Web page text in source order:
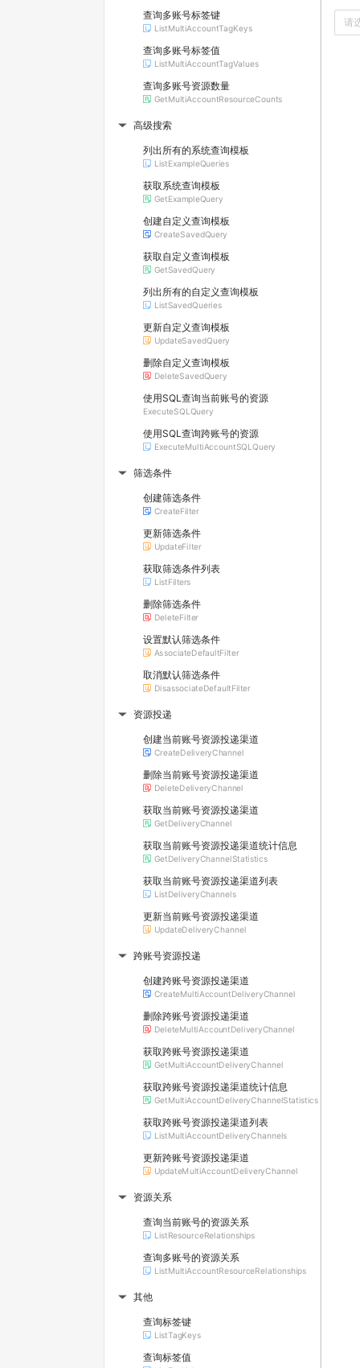
查询多账号标签键
ListMultiAccountTagKeys
查询多账号标签值
ListMultiAccountTagValues
查询多账号资源数量
GetMultiAccountResourceCounts
▶ 高级搜索
列出所有的系统查询模板
ListExampleQueries
获取系统查询模板
GetExampleQuery
创建自定义查询模板
CreateSavedQuery
获取自定义查询模板
GetSavedQuery
列出所有的自定义查询模板
ListSavedQueries
更新自定义查询模板
UpdateSavedQuery
删除自定义查询模板
DeleteSavedQuery
使用SQL查询当前账号的资源
ExecuteSQLQuery
使用SQL查询跨账号的资源
ExecuteMultiAccountSQLQuery
▶ 筛选条件
创建筛选条件
CreateFilter
更新筛选条件
UpdateFilter
获取筛选条件列表
ListFilters
删除筛选条件
DeleteFilter
设置默认筛选条件
AssociateDefaultFilter
取消默认筛选条件
DisassociateDefaultFilter
▶ 资源投递
创建当前账号资源投递渠道
CreateDeliveryChannel
删除当前账号资源投递渠道
DeleteDeliveryChannel
获取当前账号资源投递渠道
GetDeliveryChannel
获取当前账号资源投递渠道统计信息
GetDeliveryChannelStatistics
获取当前账号资源投递渠道列表
ListDeliveryChannels
更新当前账号资源投递渠道
UpdateDeliveryChannel
▶ 跨账号资源投递
创建跨账号资源投递渠道
CreateMultiAccountDeliveryChannel
删除跨账号资源投递渠道
DeleteMultiAccountDeliveryChannel
获取跨账号资源投递渠道
GetMultiAccountDeliveryChannel
获取跨账号资源投递渠道统计信息
GetMultiAccountDeliveryChannelStatistics
获取跨账号资源投递渠道列表
ListMultiAccountDeliveryChannels
更新跨账号资源投递渠道
UpdateMultiAccountDeliveryChannel
▶ 资源关系
查询当前账号的资源关系
ListResourceRelationships
查询多账号的资源关系
ListMultiAccountResourceRelationships
▶ 其他
查询标签键
ListTagKeys
查询标签值
请